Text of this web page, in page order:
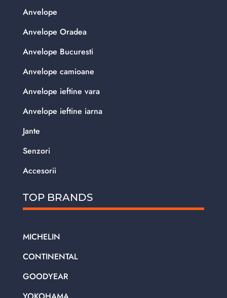
Anvelope
Anvelope Oradea
Anvelope Bucuresti
Anvelope camioane
Anvelope ieftine vara
Anvelope ieftine iarna
Jante
Senzori
Accesorii
TOP BRANDS
MICHELIN
CONTINENTAL
GOODYEAR